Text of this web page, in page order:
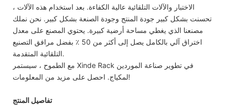
الاختبار والآلات التلقائية عالية الكفاءة. بعد استخدام هذه الآلات ،
تحسنت بشكل كبير جودة المنتج وجودة الصنعة بشكل كبير. نحن نملك
مصنعنا الذي يغطي مساحة أرضية كبيرة. يحتوي المصنع على معدل
اختراق آلي بالكامل يصل إلى أكثر من 50 ٪ بفضل مرافق التصنيع
التلقائية المتقدمة.
مع الطموح ، سيستمر Xinde Rack في تطوير صناعة الموردين
لمكياج. احصل على مزيد من المعلومات!
تفاصيل المنتج